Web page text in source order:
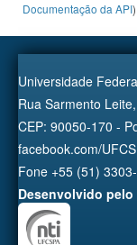
Documentação da API).
Universidade
Rua Sarmento
CEP: 90050-170 -
facebook.com/
Fone +55 (51)
Desenvolvido pelo